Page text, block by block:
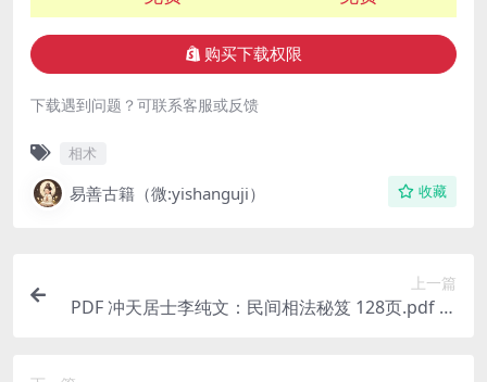
购买下载权限
下载遇到问题？可联系客服或反馈
相术
易善古籍（微:yishanguji） 收藏
上一篇
PDF 冲天居士李纯文：民间相法秘笈 128页.pdf 网